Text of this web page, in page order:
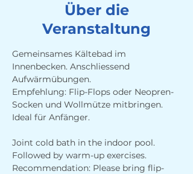
Über die
Veranstaltung
Gemeinsames Kältebad im
Innenbecken. Anschliessend
Aufwärmübungen.
Empfehlung: Flip-Flops oder Neopren-
Socken und Wollmütze mitbringen.
Ideal für Anfänger.
Joint cold bath in the indoor pool.
Followed by warm-up exercises.
Recommendation: Please bring flip-